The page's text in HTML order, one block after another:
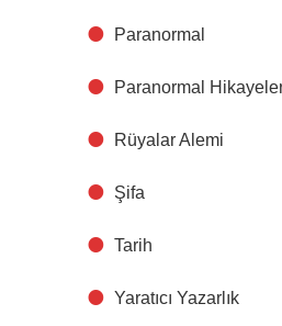
Paranormal
Paranormal
Rüyalar Alemi
Şifa
Tarih
Yaratıcı Yazarlık